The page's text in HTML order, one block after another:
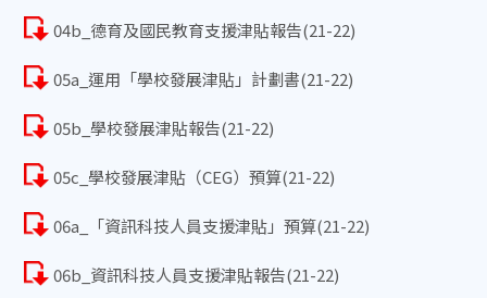
04b_德育及國民教育支援津貼報告(21-22)
05a_運用「學校發展津貼」計劃書(21-22)
05b_學校發展津貼報告(21-22)
05c_學校發展津貼（CEG）預算(21-22)
06a_「資訊科技人員支援津貼」預算(21-22)
06b_資訊科技人員支援津貼報告(21-22)